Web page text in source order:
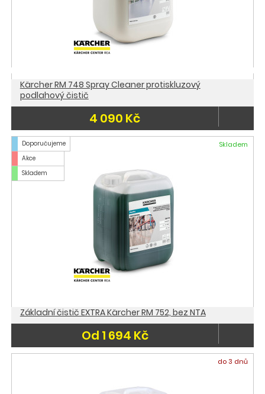
Kärcher RM 748 Spray Cleaner protiskluzový
podlahový čistič
4 090 Kč
Doporučujeme
Akce
Skladem
Skladem
Základní čistič EXTRA Kärcher RM 752, bez NTA
Od 1 694 Kč
do 3 dnů